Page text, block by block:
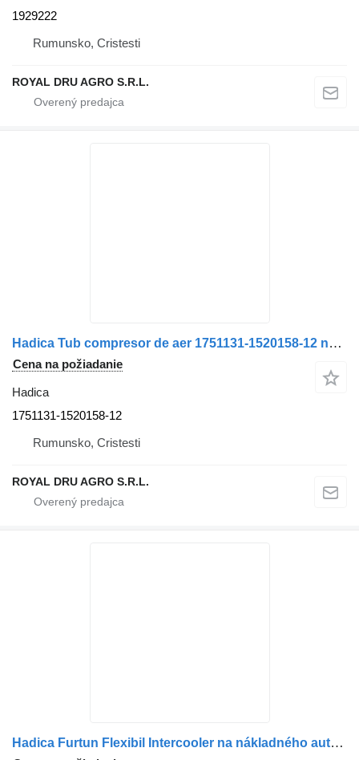
1929222
Rumunsko, Cristesti
ROYAL DRU AGRO S.R.L.
Hadica Tub compresor de aer 1751131-1520158-12 na nákladného auta Scania 1751131/1520158
Cena na požiadanie
Hadica
1751131-1520158-12
Rumunsko, Cristesti
ROYAL DRU AGRO S.R.L.
Hadica Furtun Flexibil Intercooler na nákladného auta Scania – Coduri Compatibile: 1358202, 1442579, 1522010, 1522011, 1794725, 1809771, 1401696